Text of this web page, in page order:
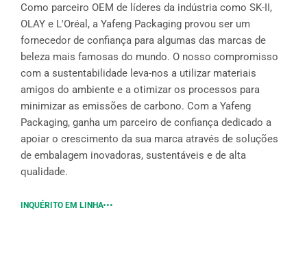
Como parceiro OEM de líderes da indústria como SK-II,
OLAY e L'Oréal, a Yafeng Packaging provou ser um
fornecedor de confiança para algumas das marcas de
beleza mais famosas do mundo. O nosso compromisso
com a sustentabilidade leva-nos a utilizar materiais
amigos do ambiente e a otimizar os processos para
minimizar as emissões de carbono. Com a Yafeng
Packaging, ganha um parceiro de confiança dedicado a
apoiar o crescimento da sua marca através de soluções
de embalagem inovadoras, sustentáveis e de alta
qualidade.
INQUÉRITO EM LINHA